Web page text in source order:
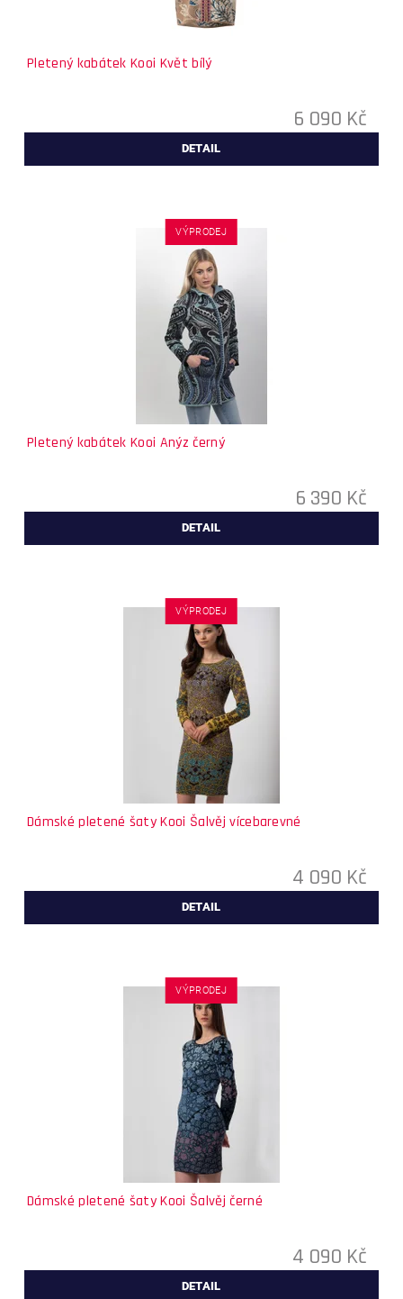
Pletený kabátek Kooi Květ bílý
6 090 Kč
DETAIL
VÝPRODEJ
Pletený kabátek Kooi Anýz černý
6 390 Kč
DETAIL
VÝPRODEJ
Dámské pletené šaty Kooi Šalvěj vícebarevné
4 090 Kč
DETAIL
VÝPRODEJ
Dámské pletené šaty Kooi Šalvěj černé
4 090 Kč
DETAIL